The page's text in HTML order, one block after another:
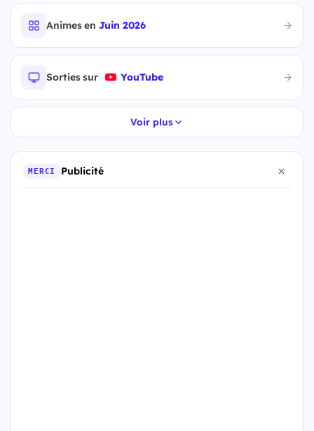
Animes enJuin 2026
Sorties sur YouTube
Voir plus
MERCI Publicité